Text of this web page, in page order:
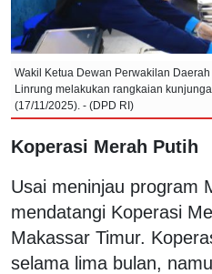
Wakil Ketua Dewan Perwakilan
Linrung melakukan rangkaian
(17/11/2025). - (DPD RI)
Koperasi Merah Putih
Usai meninjau program
mendatangi Koperasi
Makassar Timur.
selama lima bulan,